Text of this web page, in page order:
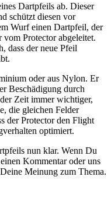
Dartpfeils ab. Dieser
schützt diesen vor
Wurf einen Dartpfeil, der
vom Protector abgeleitet.
dass der neue Pfeil
oder aus Nylon. Er
Beschädigung durch
Zeit immer wichtiger,
die gleichen Felder
der Protector den Flight
optimiert.
nun klar. Wenn Du
Kommentar oder uns
Meinung zum Thema.